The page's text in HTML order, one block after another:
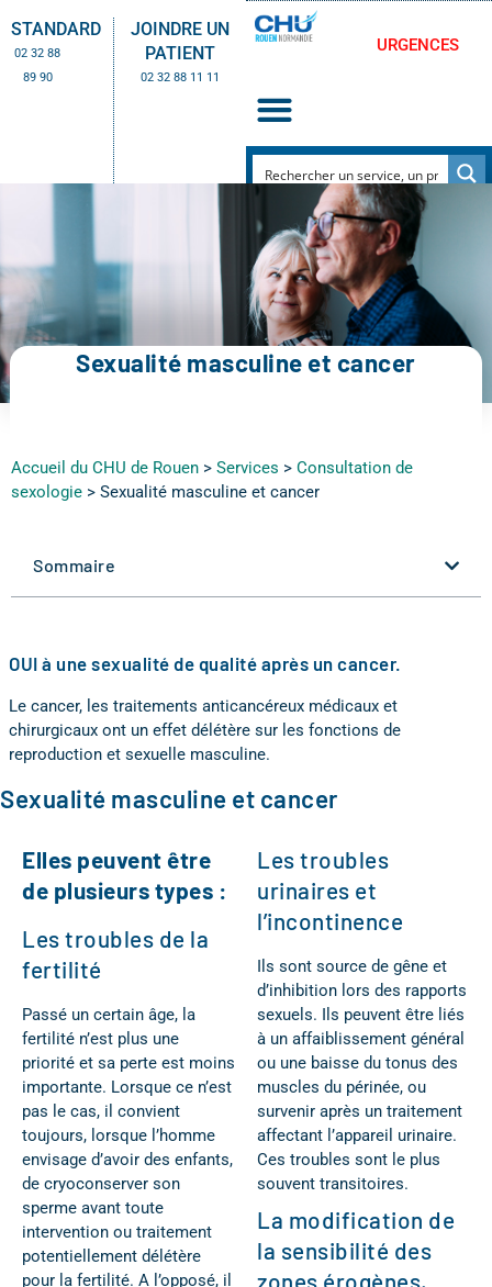
STANDARD
02 32 88
89 90
JOINDRE UN
PATIENT
02 32 88 11 11
URGENCES
Sexualité masculine et cancer
Accueil du CHU de Rouen > Services > Consultation de
sexologie > Sexualité masculine et cancer
Sommaire
OUI à une sexualité de qualité après un cancer.
Le cancer, les traitements anticancéreux médicaux et
chirurgicaux ont un effet délétère sur les fonctions de
reproduction et sexuelle masculine.
Sexualité masculine et cancer
Elles peuvent être
de plusieurs types :
Les troubles de la
fertilité
Passé un certain âge, la
fertilité n’est plus une
priorité et sa perte est moins
importante. Lorsque ce n’est
pas le cas, il convient
toujours, lorsque l’homme
envisage d’avoir des enfants,
de cryoconserver son
sperme avant toute
intervention ou traitement
potentiellement délétère
pour la fertilité. A l’opposé, il
Les troubles
urinaires et
l’incontinence
Ils sont source de gêne et
d’inhibition lors des rapports
sexuels. Ils peuvent être liés
à un affaiblissement général
ou une baisse du tonus des
muscles du périnée, ou
survenir après un traitement
affectant l’appareil urinaire.
Ces troubles sont le plus
souvent transitoires.
La modification de
la sensibilité des
zones érogènes.